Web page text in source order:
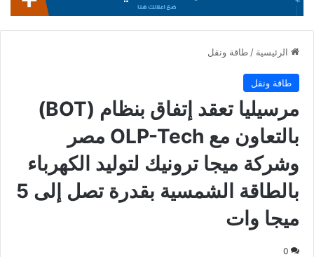
الرئيسية / طاقة ونقل
طاقة ونقل
مرسيليا تعقد إتفاق بنظام (BOT)
بالتعاون مع OLP-Tech مصر
وشركة ميجا ترونيك لتوليد الكهرباء
بالطاقة الشمسية بقدرة تصل إلى 5
ميجا وات
0